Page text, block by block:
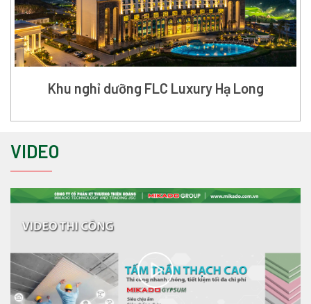
Khu nghỉ dưỡng FLC Luxury Hạ Long
VIDEO